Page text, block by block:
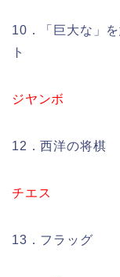
10．「巨大な」
ト
ジヤンボ
12．西洋の将棋
チエス
13．フラッグ